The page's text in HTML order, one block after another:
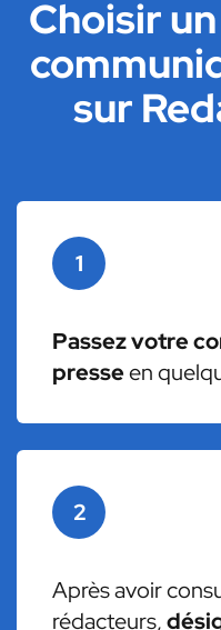
Choisir
sur
1
Passez votre
presseen
2
Après avoir
rédacteurs,